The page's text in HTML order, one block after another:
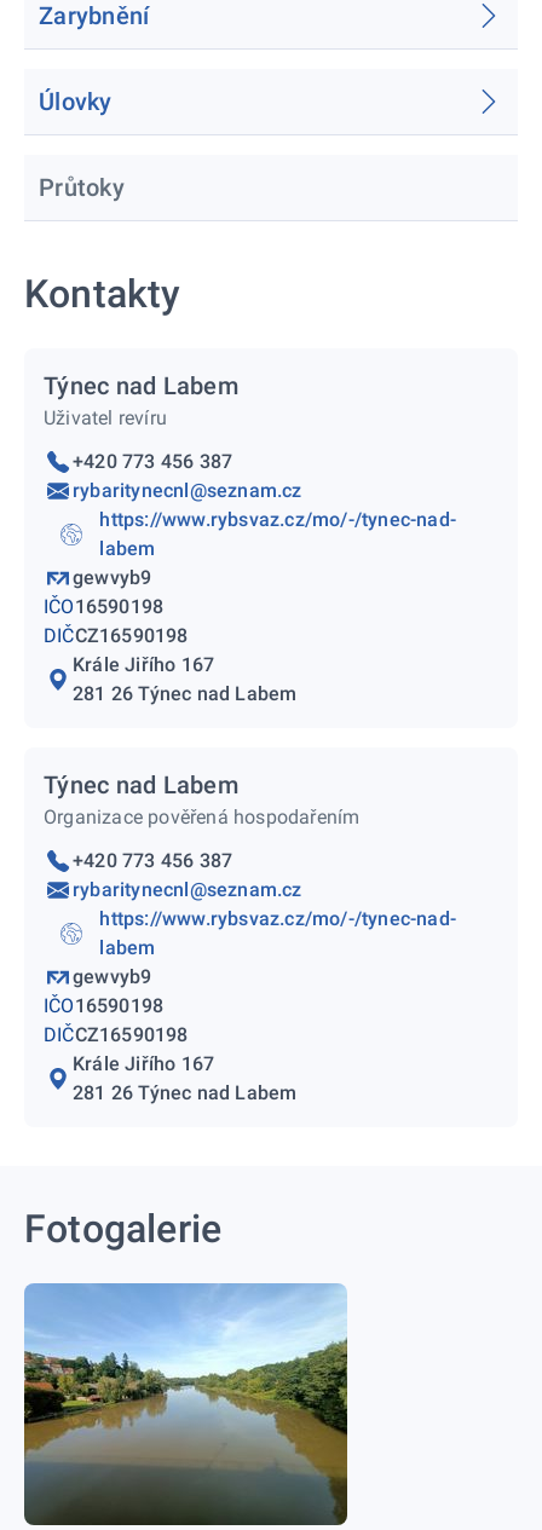
Zarybnění
Úlovky
Průtoky
Kontakty
Týnec nad Labem
Uživatel revíru
+420 773 456 387
rybaritynecnl@seznam.cz
https://www.rybsvaz.cz/mo/-/tynec-nad-
labem
gewvyb9
IČO16590198
DIČCZ16590198
Krále Jiřího 167
281 26 Týnec nad Labem
Týnec nad Labem
Organizace pověřená hospodařením
+420 773 456 387
rybaritynecnl@seznam.cz
https://www.rybsvaz.cz/mo/-/tynec-nad-
labem
gewvyb9
IČO16590198
DIČCZ16590198
Krále Jiřího 167
281 26 Týnec nad Labem
Fotogalerie